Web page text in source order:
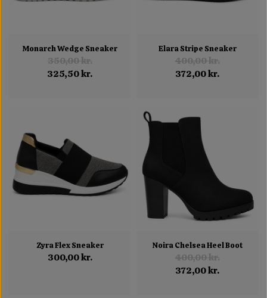
Monarch Wedge Sneaker
350,00 kr.
325,50 kr.
Elara Stripe Sneaker
400,00 kr.
372,00 kr.
Zyra Flex Sneaker
300,00 kr.
Noira Chelsea Heel Boot
400,00 kr.
372,00 kr.